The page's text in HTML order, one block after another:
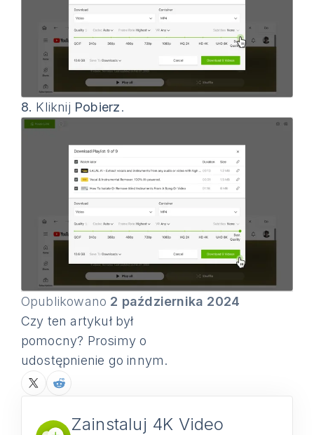
8. Kliknij Pobierz.
Opublikowano 2 października 2024
Czy ten artykuł był
pomocny? Prosimy o
udostępnienie go innym.
Zainstaluj 4K Video